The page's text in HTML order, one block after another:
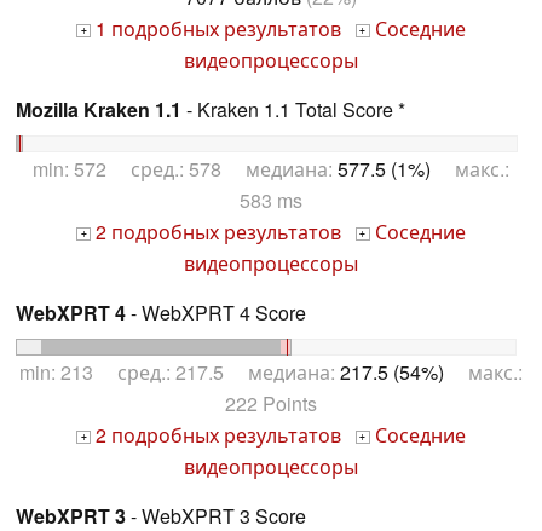
+ 1 подробных результатов + Соседние
видеопроцессоры
Mozilla Kraken 1.1 - Kraken 1.1 Total Score *
min: 572 сред.: 578 медиана: 577.5 (1%) макс.:
583 ms
+ 2 подробных результатов + Соседние
видеопроцессоры
WebXPRT 4- WebXPRT 4 Score
min: 213 сред.: 217.5 медиана: 217.5 (54%) макс.:
222 Points
+ 2 подробных результатов + Соседние
видеопроцессоры
WebXPRT 3- WebXPRT 3 Score